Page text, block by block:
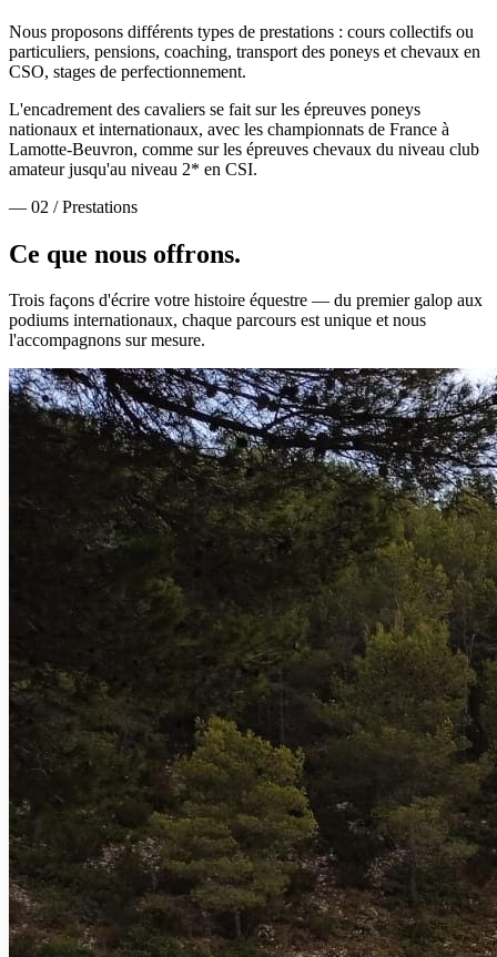
Nous proposons différents types de prestations : cours collectifs ou
particuliers, pensions, coaching, transport des poneys et chevaux en
CSO, stages de perfectionnement.
L'encadrement des cavaliers se fait sur les épreuves poneys
nationaux et internationaux, avec les championnats de France à
Lamotte-Beuvron, comme sur les épreuves chevaux du niveau club
amateur jusqu'au niveau 2* en CSI.
— 02 / Prestations
Ce que nous offrons.
Trois façons d'écrire votre histoire équestre — du premier galop aux
podiums internationaux, chaque parcours est unique et nous
l'accompagnons sur mesure.